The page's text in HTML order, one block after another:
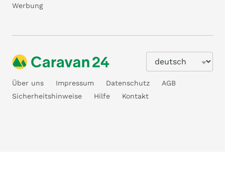
Werbung
Über uns Impressum Datenschutz
AGB
Sicherheitshinweise
Hilfe Kontakt